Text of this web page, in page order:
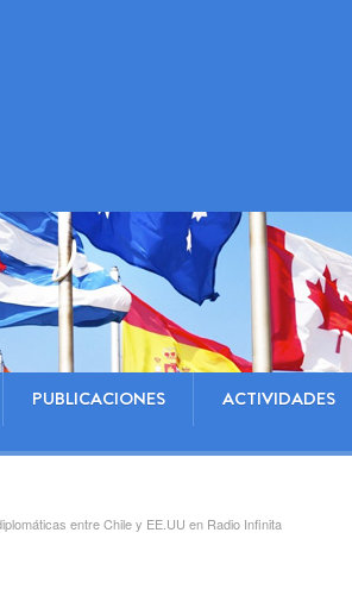
PUBLICACIONES ACTIVIDADES
entre Chile y EE.UU en Radio Infinita